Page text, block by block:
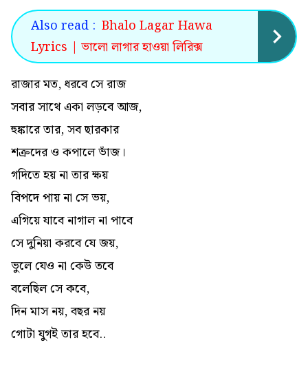
Also read : Bhalo Lagar Hawa
Lyrics | ভালো লাগার হাওয়া লিরিক্স
রাজার মত, ধরবে সে রাজ
সবার সাথে একা লড়বে আজ,
হুঙ্কারে তার, সব ছারকার
শত্রুদের ও কপালে ভাঁজ।
গদিতে হয় না তার ক্ষয়
বিপদে পায় না সে ভয়,
এগিয়ে যাবে নাগাল না পাবে
সে দুনিয়া করবে যে জয়,
ভুলে যেও না কেউ তবে
বলেছিল সে কবে,
দিন মাস নয়, বছর নয়
গোটা যুগই তার হবে..